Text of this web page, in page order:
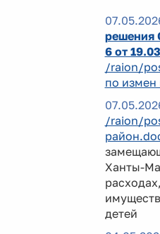
решения
6 от
/raion/
по измен
/raion/
Ханты-
детей